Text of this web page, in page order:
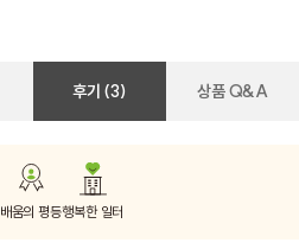
후기 (3) 상품 Q&A
배움의 평등행복한 일터